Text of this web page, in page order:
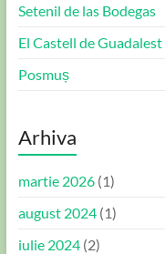
Setenil de las Bodegas
El Castell de Guadalest
Posmuș
Arhiva
martie 2026(1)
august 2024(1)
iulie 2024(2)